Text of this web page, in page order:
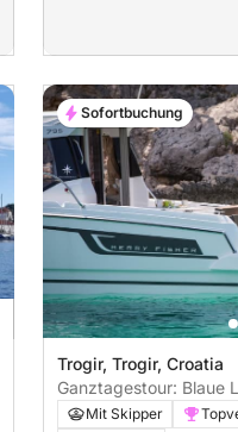
Trogir, Trogir, Croatia
Ganztagestour: Blaue
Mit Skipper
Sofortbuchung